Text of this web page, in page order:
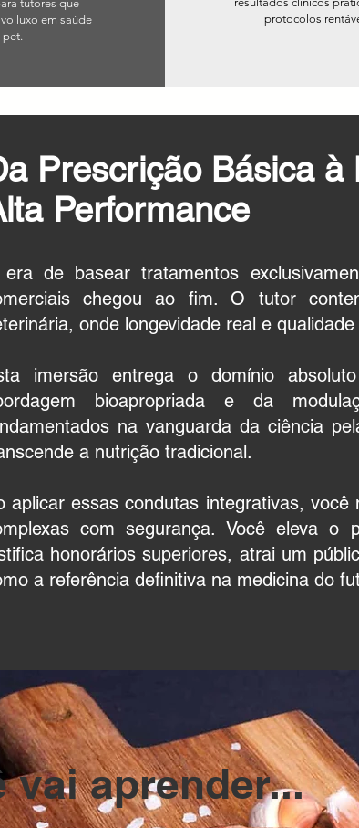
tutores que
luxo em saúde
pet.
protocolos
Prescrição Básica à
Performance
de basear tratamentos
chegou ao fim. O tutor
onde longevidade real e
imersão entrega o domínio
bioapropriada e da
na vanguarda da ciência
a nutrição tradicional.
aplicar essas condutas integrativas,
com segurança. Você eleva o
honorários superiores, atrai um
a referência definitiva na medicina do
vai aprender...